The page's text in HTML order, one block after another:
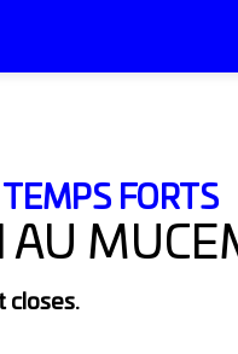
FORTS
AU
closes.